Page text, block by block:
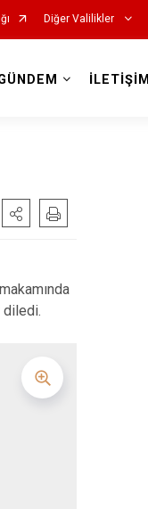
Diğer Valilikler
İLETİŞİM
diledi.